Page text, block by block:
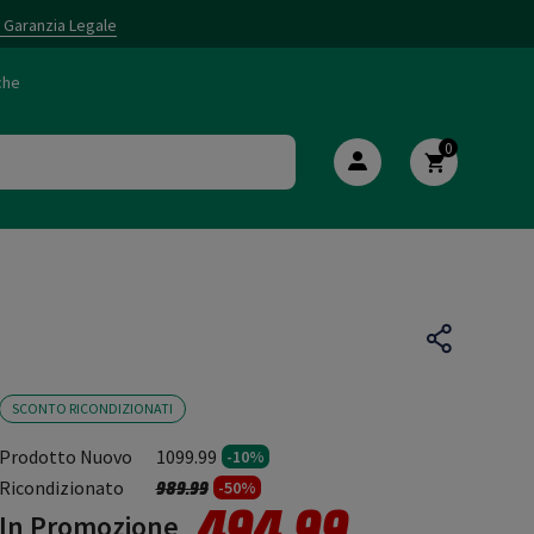
Legale
0
SCONTO RICONDIZIONATI
Nuovo 1099.99 -10%
Prezzo ridotto da
989.99a-50%
Promozione